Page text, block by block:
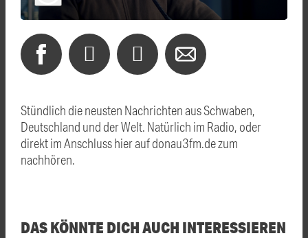
Stündlich die neusten Nachrichten aus Schwaben,
Deutschland und der Welt. Natürlich im Radio, oder
direkt im Anschluss hier auf donau3fm.de zum
nachhören.
DAS KÖNNTE DICH AUCH INTERESSIEREN